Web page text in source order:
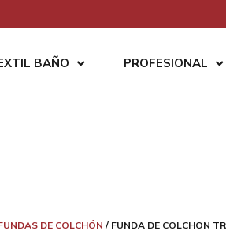
BAÑO PROFESIONAL
DE COLCHÓN / FUNDA DE COLCHON